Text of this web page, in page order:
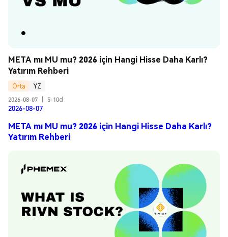
META mı MU mu? 2026 için Hangi Hisse Daha Karlı?
Yatırım Rehberi
Orta
YZ
2026-08-07
5-10d
2026-08-07
META mı MU mu? 2026 için Hangi Hisse Daha Karlı?
Yatırım Rehberi